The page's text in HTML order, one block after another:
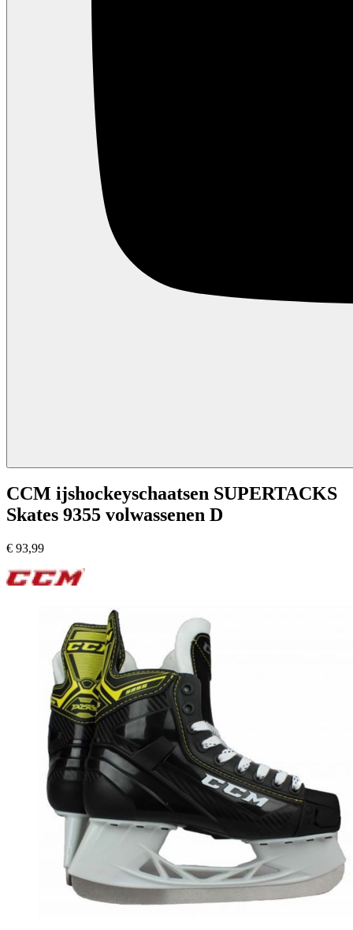
CCM ijshockeyschaatsen SUPERTACKS
Skates 9355 volwassenen D
€ 93,99